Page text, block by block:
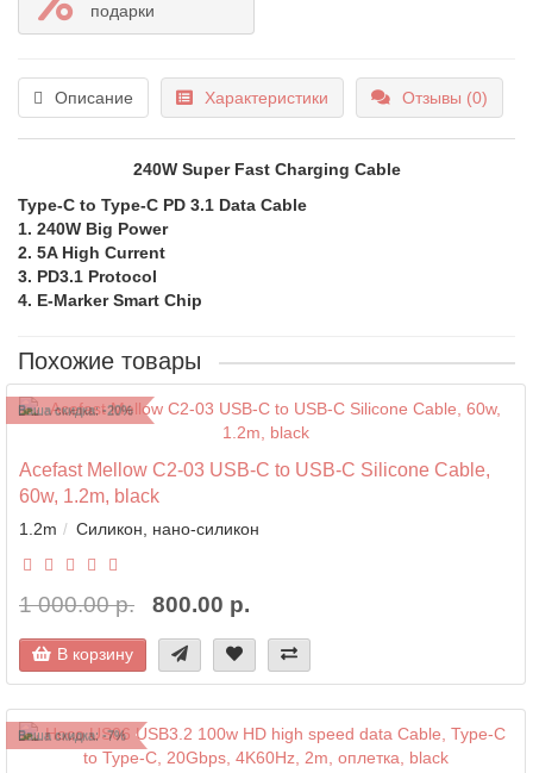
подарки
Описание Характеристики Отзывы (0)
240W Super Fast Charging Cable
Type-C to Type-C PD 3.1 Data Cable
1. 240W Big Power
2. 5A High Current
3. PD3.1 Protocol
4. E-Marker Smart Chip
Похожие товары
Ваша скидка: -20%
Acefast Mellow C2-03 USB-C to USB-C Silicone Cable,
60w, 1.2m, black
1.2m Силикон, нано-силикон
1 000.00 р. 800.00 р.
В корзину
Ваша скидка: -7%